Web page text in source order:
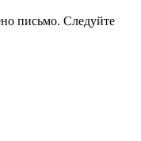
письмо. Следуйте